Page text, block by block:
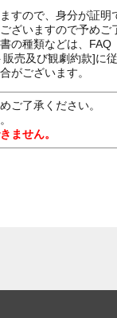
ので、身分が証明
ざいますので予めご
の種類などは、
売及び観劇約款]に従
がございます。
ご了承ください。
ません。